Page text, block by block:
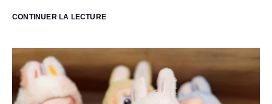
CONTINUER LA LECTURE